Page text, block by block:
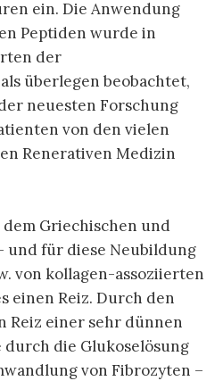
ein. Die Anwendung
Peptiden wurde in
der
überlegen beobachtet,
neuesten Forschung
von den vielen
Renerativen Medizin
dem Griechischen und
und für diese Neubildung
von kollagen-assoziierten
einen Reiz. Durch den
Reiz einer sehr dünnen
die Glukoselösung
von Fibrozyten –